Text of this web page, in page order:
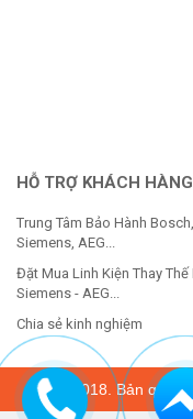
HỖ TRỢ KHÁCH HÀNG
Trung Tâm Bảo Hành Bosch,
Siemens, AEG...
Đặt Mua Linh Kiện Thay
Siemens - AEG...
Chia sẻ kinh nghiệm
© 2018. Bản